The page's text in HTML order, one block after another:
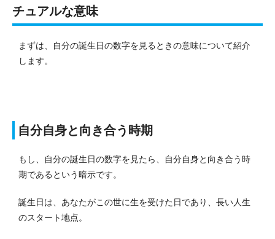
チュアルな意味
まずは、自分の誕生日の数字を見るときの意味について紹介
します。
自分自身と向き合う時期
もし、自分の誕生日の数字を見たら、自分自身と向き合う時
期であるという暗示です。
誕生日は、あなたがこの世に生を受けた日であり、長い人生
のスタート地点。